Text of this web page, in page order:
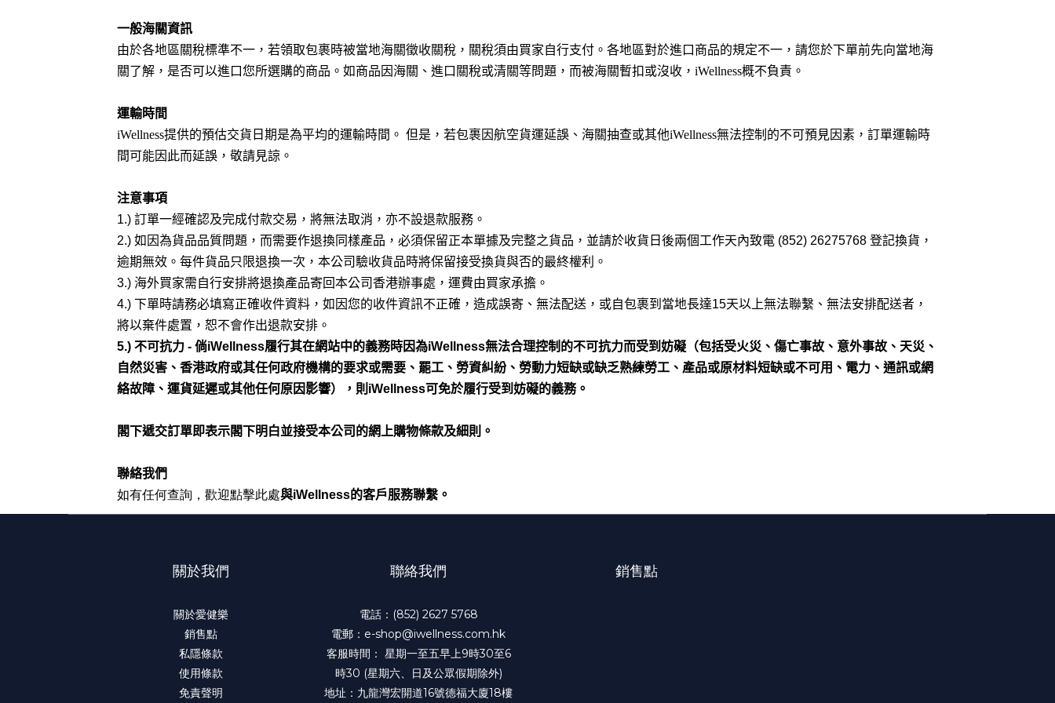
一般海關資訊
由於各地區關稅標準不一，若領取包裹時被當地海關徵收關稅，關稅須由買家自行支付。各地區對於進口商品的規定不一，請您於下單前先向當地海
關了解，是否可以進口您所選購的商品。如商品因海關、進口關稅或清關等問題，而被海關暫扣或沒收， iWellness概不負責。
運輸時間
iWellness提供的預估交貨日期是為平均的運輸時間。 但是，若包裹因航空貨運延誤、海關抽查或其他iWellness無法控制的不可預見因素，訂單運輸時
間可能因此而延誤，敬請見諒。
注意事項
1.) 訂單一經確認及完成付款交易，將無法取消，亦不設退款服務。
2.) 如因為貨品品質問題，而需要作退換同樣產品，必須保留正本單據及完整之貨品，並請於收貨日後兩個工作天內致電 (852) 26275768 登記換貨，
逾期無效。每件貨品只限退換一次，本公司驗收貨品時將保留接受換貨與否的最終權利。
3.) 海外買家需自行安排將退換產品寄回本公司香港辦事處，運費由買家承擔。
4.) 下單時請務必填寫正確收件資料，如因您的收件資訊不正確，造成誤寄、無法配送，或自包裹到當地長達15天以上無法聯繫、無法安排配送者，
將以棄件處置，恕不會作出退款安排。
5.) 不可抗力 - 倘iWellness履行其在網站中的義務時因為iWellness無法合理控制的不可抗力而受到妨礙（包括受火災、傷亡事故、意外事故、天災、
自然災害、香港政府或其任何政府機構的要求或需要、罷工、勞資糾紛、勞動力短缺或缺乏熟練勞工、產品或原材料短缺或不可用、電力、通訊或網
絡故障、運貨延遲或其他任何原因影響），則 iWellness可免於履行受到妨礙的義務。
閣下遞交訂單即表示閣下明白並接受本公司的網上購物條款及細則。
聯絡我們
如有任何查詢，歡迎點擊此處與iWellness的客戶服務聯繫。
關於我們
關於愛健樂
銷售點
私隱條款
使用條款
免責聲明
聯絡我們
電話：(852) 2627 5768
電郵：e-shop@iwellness.com.hk
客服時間： 星期一至五早上9時30至6
時30 (星期六、日及公眾假期除外)
地址：九龍灣宏開道16號德福大廈18樓
銷售點